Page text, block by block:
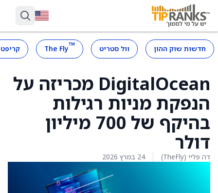
חדשות שוק ההון וול סטריט ™
The Fly
DigitalOcean מכריזה על
הנפקת מניות רגילות
בהיקף של 700 מיליון
דולר
דה פליי (TheFly) 24 במרץ 2026